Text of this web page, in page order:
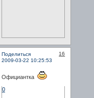
Поделиться
16
2009-03-22 10:25:53
Официантка
0